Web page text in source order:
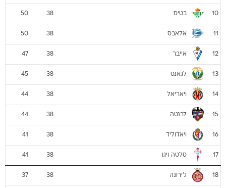
10 בטיס 38
50
11 אלאבס 38
50
12 אייבר 38
47
13 לגאנס 38
45
14 ויאריאל 38
44
15 לבנטה 38
44
16 ויאדוליד 38
41
17 סלטה ויגו 38
41
18 ג'ירונה 38
37